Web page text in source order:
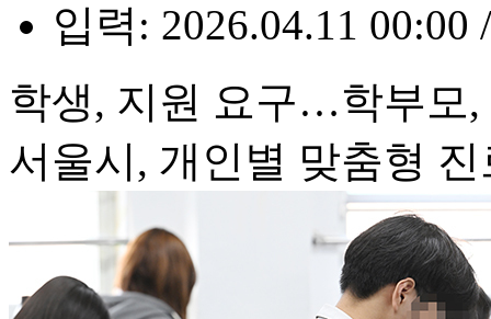
입력: 2026.04.11 00:00
학생, 지원 요구…학부모,
서울시, 개인별 맞춤형